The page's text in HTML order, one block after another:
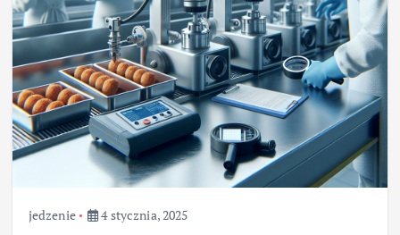
jedzenie 4 stycznia, 2025